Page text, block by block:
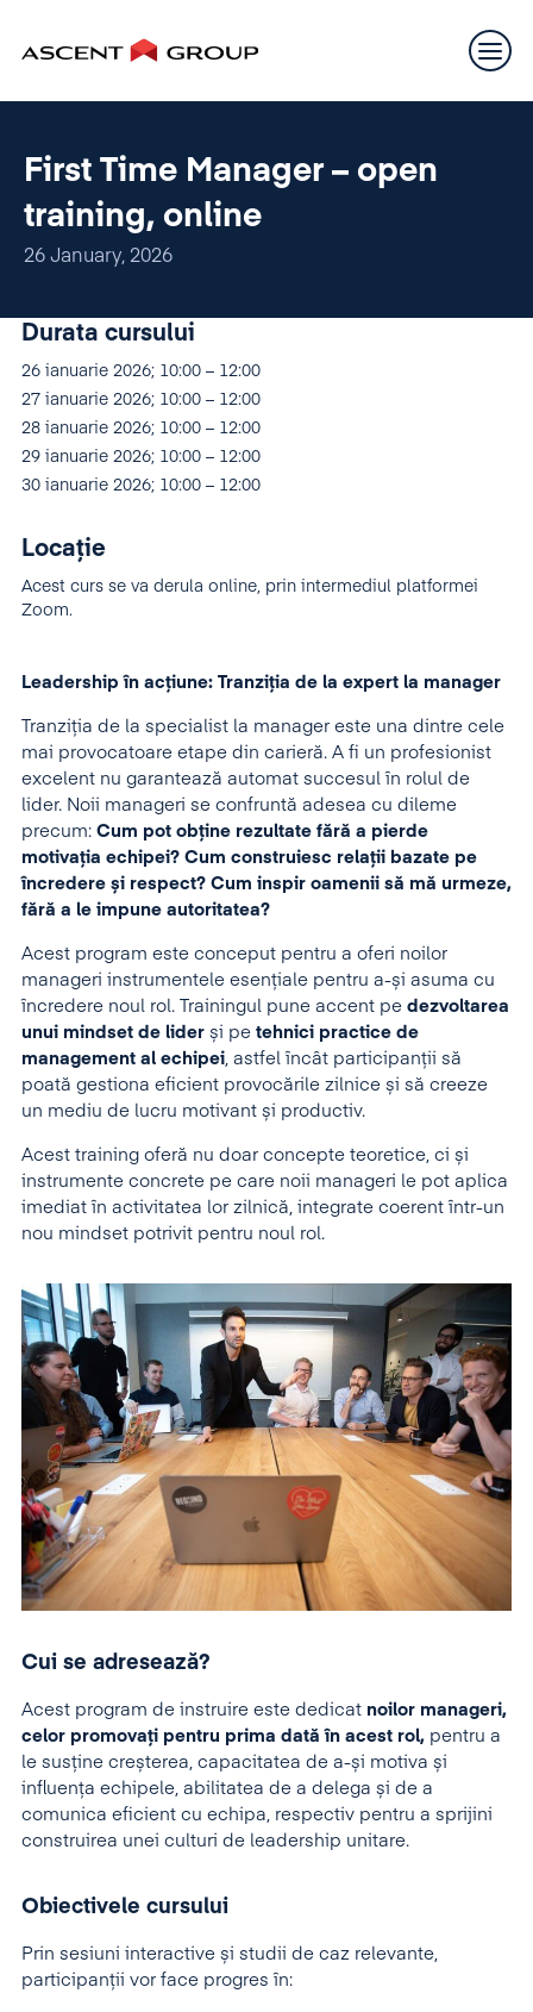
First Time Manager – open
training, online
26 January, 2026
Durata cursului
26 ianuarie 2026; 10:00 – 12:00
27 ianuarie 2026; 10:00 – 12:00
28 ianuarie 2026; 10:00 – 12:00
29 ianuarie 2026; 10:00 – 12:00
30 ianuarie 2026; 10:00 – 12:00
Locație
Acest curs se va derula online, prin intermediul platformei
Zoom.
Leadership în acțiune: Tranziția de la expert la manager
Tranziția de la specialist la manager este una dintre cele
mai provocatoare etape din carieră. A fi un profesionist
excelent nu garantează automat succesul în rolul de
lider. Noii manageri se confruntă adesea cu dileme
precum: Cum pot obține rezultate fără a pierde
motivația echipei? Cum construiesc relații bazate pe
încredere și respect? Cum inspir oamenii să mă urmeze,
fără a le impune autoritatea?
Acest program este conceput pentru a oferi noilor
manageri instrumentele esențiale pentru a-și asuma cu
încredere noul rol. Trainingul pune accent pe dezvoltarea
unui mindset de lider și pe tehnici practice de
management al echipei, astfel încât participanții să
poată gestiona eficient provocările zilnice și să creeze
un mediu de lucru motivant și productiv.
Acest training oferă nu doar concepte teoretice, ci și
instrumente concrete pe care noii manageri le pot aplica
imediat în activitatea lor zilnică, integrate coerent într-un
nou mindset potrivit pentru noul rol.
Cui se adresează?
Acest program de instruire este dedicat noilor manageri,
celor promovați pentru prima dată în acest rol, pentru a
le susține creșterea, capacitatea de a-și motiva și
influența echipele, abilitatea de a delega și de a
comunica eficient cu echipa, respectiv pentru a sprijini
construirea unei culturi de leadership unitare.
Obiectivele cursului
Prin sesiuni interactive și studii de caz relevante,
participanții vor face progres în: